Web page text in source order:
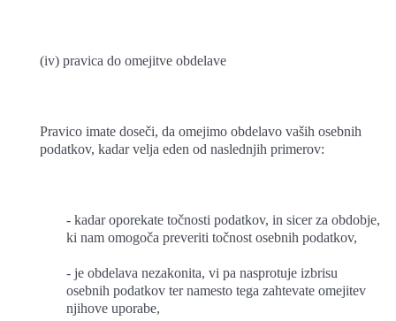
(iv) pravica do omejitve obdelave
Pravico imate doseči, da omejimo obdelavo vaših osebnih
podatkov, kadar velja eden od naslednjih primerov:
- kadar oporekate točnosti podatkov, in sicer za obdobje,
ki nam omogoča preveriti točnost osebnih podatkov,
- je obdelava nezakonita, vi pa nasprotuje izbrisu
osebnih podatkov ter namesto tega zahtevate omejitev
njihove uporabe,